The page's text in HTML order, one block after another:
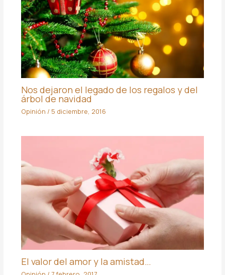
Nos dejaron el legado de los regalos y del
árbol de navidad
Opinión / 5 diciembre, 2016
El valor del amor y la amistad…